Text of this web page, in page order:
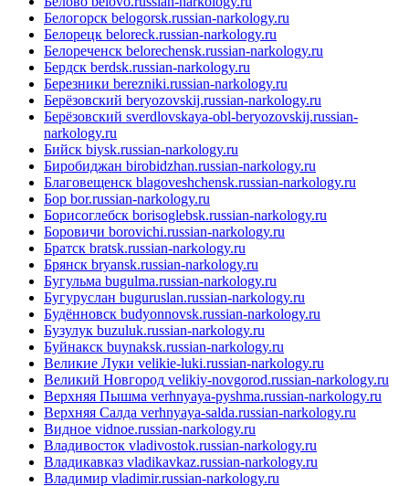
Белогорск belogorsk.russian-narkology.ru
Белорецк beloreck.russian-narkology.ru
Белореченск belorechensk.russian-narkology.ru
Бердск berdsk.russian-narkology.ru
Березники berezniki.russian-narkology.ru
Берёзовский beryozovskij.russian-narkology.ru
Берёзовский sverdlovskaya-obl-beryozovskij.russian-
narkology.ru
Бийск biysk.russian-narkology.ru
Биробиджан birobidzhan.russian-narkology.ru
Благовещенск blagoveshchensk.russian-narkology.ru
Бор bor.russian-narkology.ru
Борисоглебск borisoglebsk.russian-narkology.ru
Боровичи borovichi.russian-narkology.ru
Братск bratsk.russian-narkology.ru
Брянск bryansk.russian-narkology.ru
Бугульма bugulma.russian-narkology.ru
Бугуруслан buguruslan.russian-narkology.ru
Будённовск budyonnovsk.russian-narkology.ru
Бузулук buzuluk.russian-narkology.ru
Буйнакск buynaksk.russian-narkology.ru
Великие Луки velikie-luki.russian-narkology.ru
Великий Новгород velikiy-novgorod.russian-narkology.ru
Верхняя Пышма verhnyaya-pyshma.russian-narkology.ru
Верхняя Салда verhnyaya-salda.russian-narkology.ru
Видное vidnoe.russian-narkology.ru
Владивосток vladivostok.russian-narkology.ru
Владикавказ vladikavkaz.russian-narkology.ru
Владимир vladimir.russian-narkology.ru